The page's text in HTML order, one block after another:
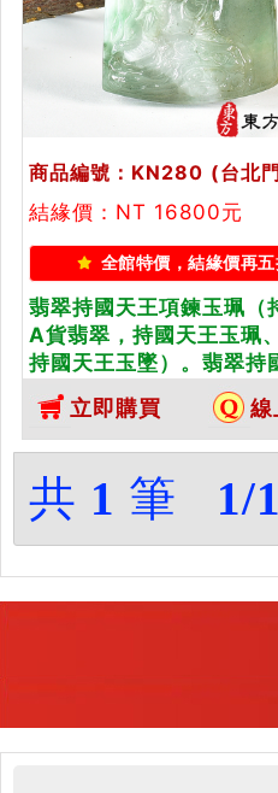
商品編號：KN280 (台北
結緣價：NT 16800元
全館特價，結緣價再五
翡翠持國天王項鍊玉珮（
A貨翡翠，持國天王玉珮
持國天王玉墜）。翡翠持
KN280。客製化訂做各種
天王吊墜玉珮項鍊。★附
雙證書
立即購買 線
共 1 筆 1/1